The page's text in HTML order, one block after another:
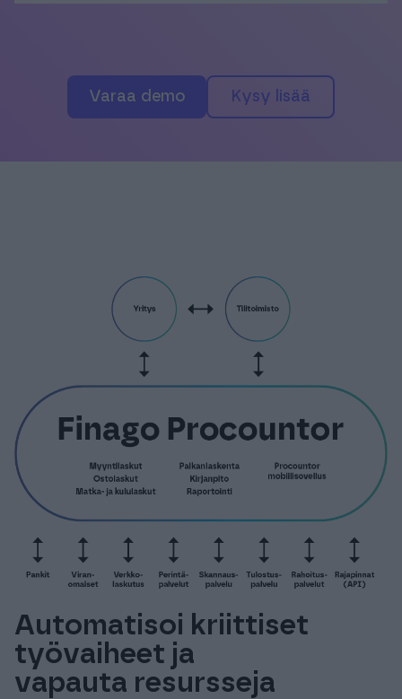
varaa demo Kysy lisää
Automatisoi kriittiset
työvaiheet ja
vapauta resursseja